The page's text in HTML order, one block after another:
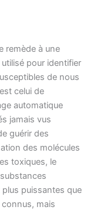
remède à une
pour identifier
de nous
celui de
automatique
jamais vus
guérir des
des molécules
toxiques, le
puissantes que
mais